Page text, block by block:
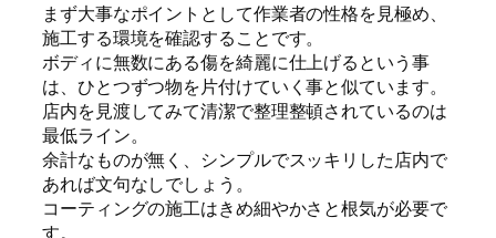
まず大事なポイントとして作業者の性格を見極め、
施工する環境を確認することです。
ボディに無数にある傷を綺麗に仕上げるという事
は、ひとつずつ物を片付けていく事と似ています。
店内を見渡してみて清潔で整理整頓されているのは
最低ライン。
余計なものが無く、シンプルでスッキリした店内で
あれば文句なしでしょう。
コーティングの施工はきめ細やかさと根気が必要で
す。